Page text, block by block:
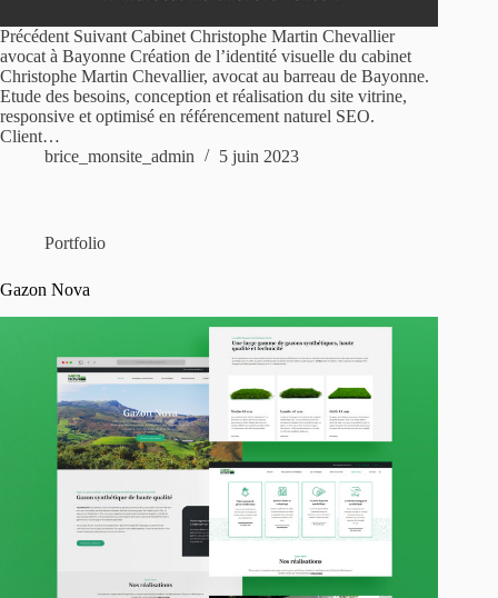
Précédent Suivant Cabinet Christophe Martin Chevallier
avocat à Bayonne Création de l’identité visuelle du cabinet
Christophe Martin Chevallier, avocat au barreau de Bayonne.
Etude des besoins, conception et réalisation du site vitrine,
responsive et optimisé en référencement naturel SEO.
Client…
brice_monsite_admin
5 juin 2023
Portfolio
Gazon Nova